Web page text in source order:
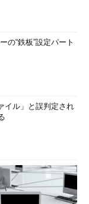
の“鉄板”設定パート
イル」と誤判定され